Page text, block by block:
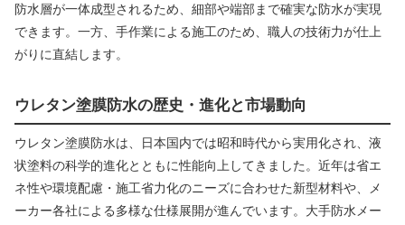
防水層が一体成型されるため、細部や端部まで確実な防水が実現
できます。一方、手作業による施工のため、職人の技術力が仕上
がりに直結します。
ウレタン塗膜防水の歴史・進化と市場動向
ウレタン塗膜防水は、日本国内では昭和時代から実用化され、液
状塗料の科学的進化とともに性能向上してきました。近年は省エ
ネ性や環境配慮・施工省力化のニーズに合わせた新型材料や、メ
ーカー各社による多様な仕様展開が進んでいます。大手防水メー